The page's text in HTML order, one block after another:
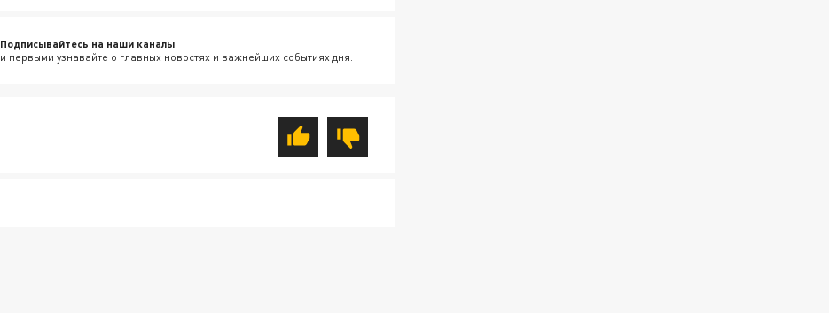
Подписывайтесь на наши каналы
и первыми узнавайте о главных новостях и важнейших событиях дня.